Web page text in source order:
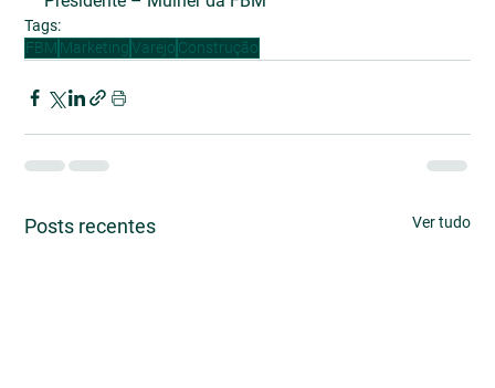
Tags:
FBM Marketing Varejo Construção
Posts recentes Ver tudo